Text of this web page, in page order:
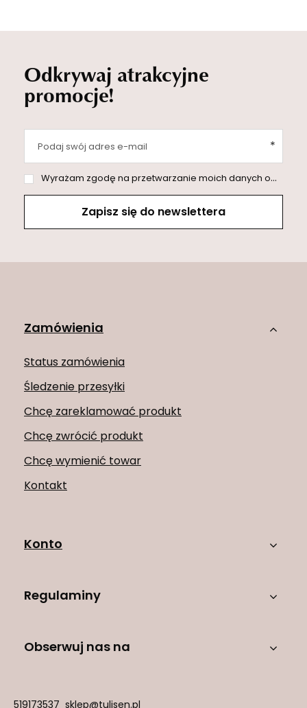
Odkrywaj atrakcyjne
promocje!
Podaj swój adres e-mail
Wyrażam zgodę na przetwarzanie moich danych osobowych (adres e-mail) na potrzeby wysyłki newslettera z informacją handlową (marketing). Więcej w
Zapisz się do newslettera
Zamówienia
Status zamówienia
Śledzenie przesyłki
Chcę zareklamować produkt
Chcę zwrócić produkt
Chcę wymienić towar
Kontakt
Konto
Regulaminy
Obserwuj nas na
519173537 sklep@tulisen.pl